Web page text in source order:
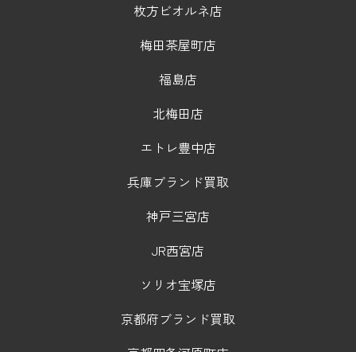
枚方ビオルネ店
梅田茶屋町店
福島店
北梅田店
エトレ豊中店
兵庫ブランド買取
神戸三宮店
JR西宮店
ソリオ宝塚店
京都府ブランド買取